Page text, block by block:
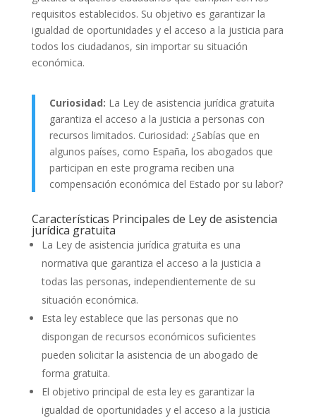
requisitos establecidos. Su objetivo es garantizar la
igualdad de oportunidades y el acceso a la justicia para
todos los ciudadanos, sin importar su situación
económica.
Curiosidad: La Ley de asistencia jurídica gratuita
garantiza el acceso a la justicia a personas con
recursos limitados. Curiosidad: ¿Sabías que en
algunos países, como España, los abogados que
participan en este programa reciben una
compensación económica del Estado por su labor?
Características Principales de Ley de asistencia
jurídica gratuita
La Ley de asistencia jurídica gratuita es una
normativa que garantiza el acceso a la justicia a
todas las personas, independientemente de su
situación económica.
Esta ley establece que las personas que no
dispongan de recursos económicos suficientes
pueden solicitar la asistencia de un abogado de
forma gratuita.
El objetivo principal de esta ley es garantizar la
igualdad de oportunidades y el acceso a la justicia